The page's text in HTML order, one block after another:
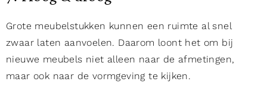
Grote meubelstukken kunnen een ruimte al snel
zwaar laten aanvoelen. Daarom loont het om bij
nieuwe meubels niet alleen naar de afmetingen,
maar ook naar de vormgeving te kijken.